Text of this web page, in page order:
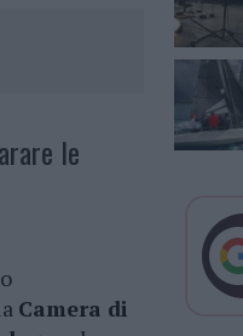
le
Camera di